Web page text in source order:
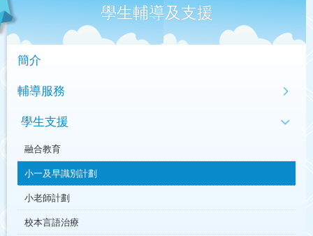
學生輔導及支援
簡介
輔導服務
學生支援
融合教育
小一及早識別計劃
小老師計劃
校本言語治療